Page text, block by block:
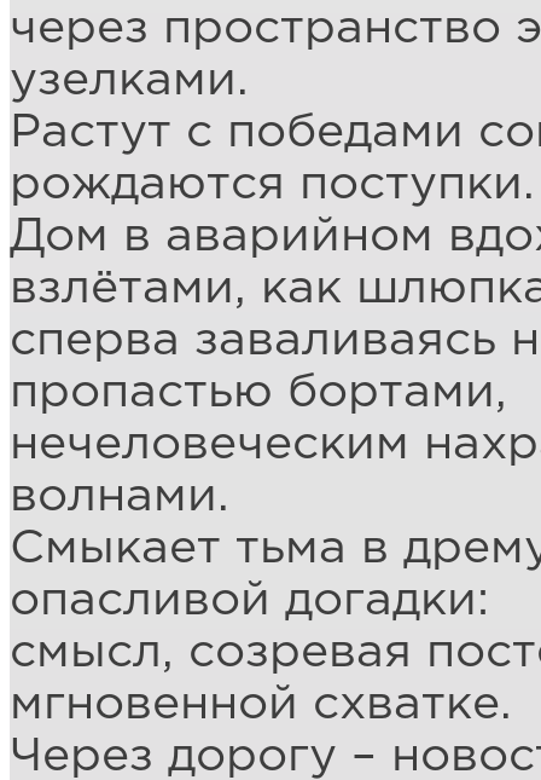
через пространство
узелками.
Растут с победами
рождаются поступки.
Дом в аварийном
взлётами, как
сперва заваливаясь
пропастью бортами,
нечеловеческим
волнами.
Смыкает тьма в
опасливой догадки:
смысл, созревая
мгновенной схватке.
Через дорогу –